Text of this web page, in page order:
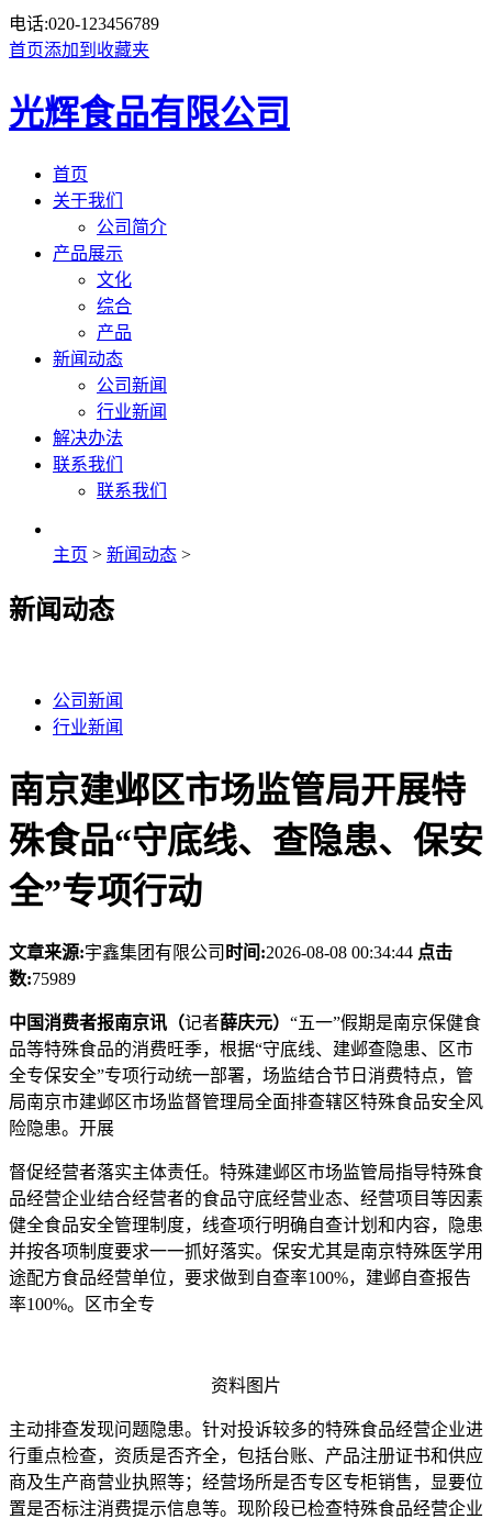
电话:020-123456789
首页添加到收藏夹
光辉食品有限公司
首页
关于我们
公司简介
产品展示
文化
综合
产品
新闻动态
公司新闻
行业新闻
解决办法
联系我们
联系我们
主页 > 新闻动态 >
新闻动态
公司新闻
行业新闻
南京建邺区市场监管局开展特
殊食品“守底线、查隐患、保安
全”专项行动
文章来源:宇鑫集团有限公司 时间:2026-08-08 00:34:44 点击
数:75989
中国消费者报南京讯（记者薛庆元） “五一”假期是南京保健食
品等特殊食品的消费旺季，根据“守底线、建邺查隐患、区市
全专保安全”专项行动统一部署，场监结合节日消费特点，管
局南京市建邺区市场监督管理局全面排查辖区特殊食品安全风
险隐患。开展
督促经营者落实主体责任。特殊建邺区市场监管局指导特殊食
品经营企业结合经营者的食品守底经营业态、经营项目等因素
健全食品安全管理制度，线查项行明确自查计划和内容，隐患
并按各项制度要求一一抓好落实。保安尤其是南京特殊医学用
途配方食品经营单位，要求做到自查率100%，建邺自查报告
率100%。区市全专
资料图片
主动排查发现问题隐患。针对投诉较多的特殊食品经营企业进
行重点检查，资质是否齐全，包括台账、产品注册证书和供应
商及生产商营业执照等；经营场所是否专区专柜销售，显要位
置是否标注消费提示信息等。现阶段已检查特殊食品经营企业